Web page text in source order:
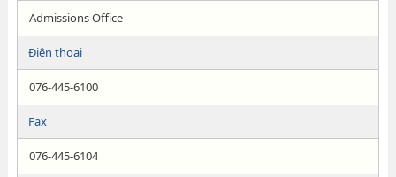
Admissions Office
Điện thoại
076-445-6100
Fax
076-445-6104